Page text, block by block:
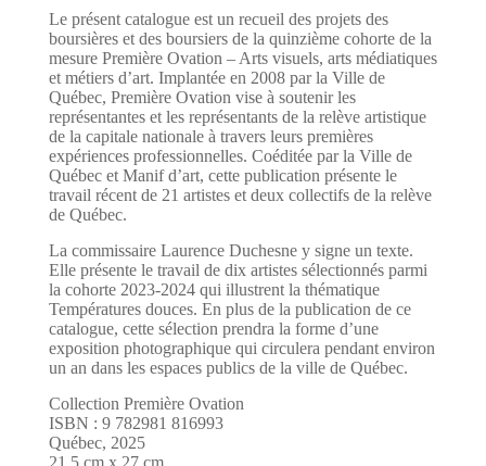
Le présent catalogue est un recueil des projets des
boursières et des boursiers de la quinzième cohorte de la
mesure Première Ovation – Arts visuels, arts médiatiques
et métiers d’art. Implantée en 2008 par la Ville de
Québec, Première Ovation vise à soutenir les
représentantes et les représentants de la relève artistique
de la capitale nationale à travers leurs premières
expériences professionnelles. Coéditée par la Ville de
Québec et Manif d’art, cette publication présente le
travail récent de 21 artistes et deux collectifs de la relève
de Québec.
La commissaire Laurence Duchesne y signe un texte.
Elle présente le travail de dix artistes sélectionnés parmi
la cohorte 2023-2024 qui illustrent la thématique
Températures douces. En plus de la publication de ce
catalogue, cette sélection prendra la forme d’une
exposition photographique qui circulera pendant environ
un an dans les espaces publics de la ville de Québec.
Collection Première Ovation
ISBN : 9 782981 816993
Québec, 2025
21,5 cm x 27 cm